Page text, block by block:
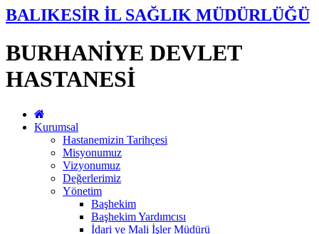
BALIKESİR İL SAĞLIK MÜDÜRLÜĞÜ
BURHANİYE DEVLET
HASTANESİ
Kurumsal
Hastanemizin Tarihçesi
Misyonumuz
Vizyonumuz
Değerlerimiz
Yönetim
Başhekim
Başhekim Yardımcısı
İdari ve Mali İşler Müdürü